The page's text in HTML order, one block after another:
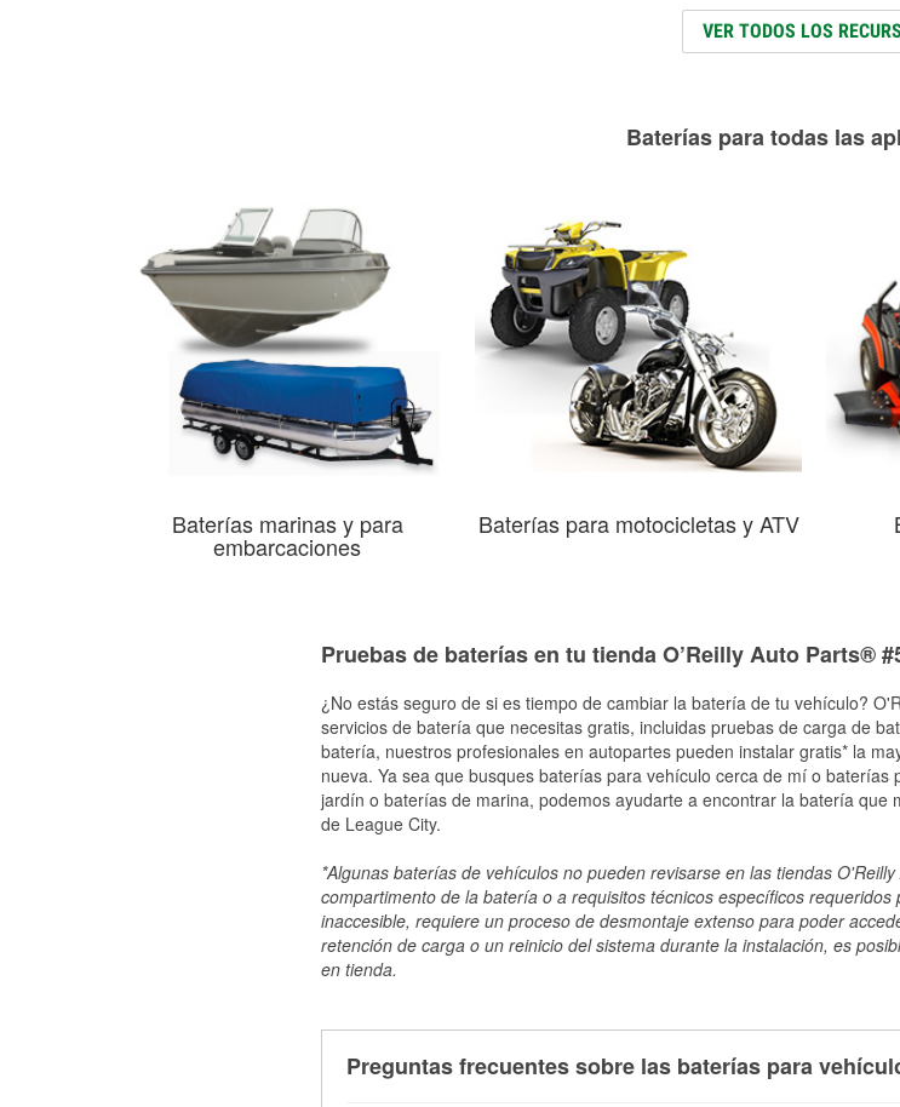
VER TODOS LOS
Baterías para todas las
Baterías marinas y para
embarcaciones
Baterías para motocicletas y ATV
Pruebas de baterías en tu tienda O’Reilly Auto Parts®
¿No estás seguro de si es tiempo de cambiar la batería de tu vehículo?
servicios de batería que necesitas gratis, incluidas pruebas de carga de
batería, nuestros profesionales en autopartes pueden instalar gratis* la
nueva. Ya sea que busques baterías para vehículo cerca de mí o
jardín o baterías de marina, podemos ayudarte a encontrar la batería que
de League City.
*Algunas baterías de vehículos no pueden revisarse en las tiendas
compartimento de la batería o a requisitos técnicos específicos
inaccesible, requiere un proceso de desmontaje extenso para poder
retención de carga o un reinicio del sistema durante la instalación, es
en tienda.
Preguntas frecuentes sobre las baterías para